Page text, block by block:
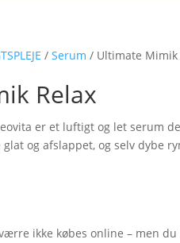
/Serum / Ultimate Mimik
Relax
er et luftigt og let serum
og afslappet, og selv dybe
ikke købes online – men